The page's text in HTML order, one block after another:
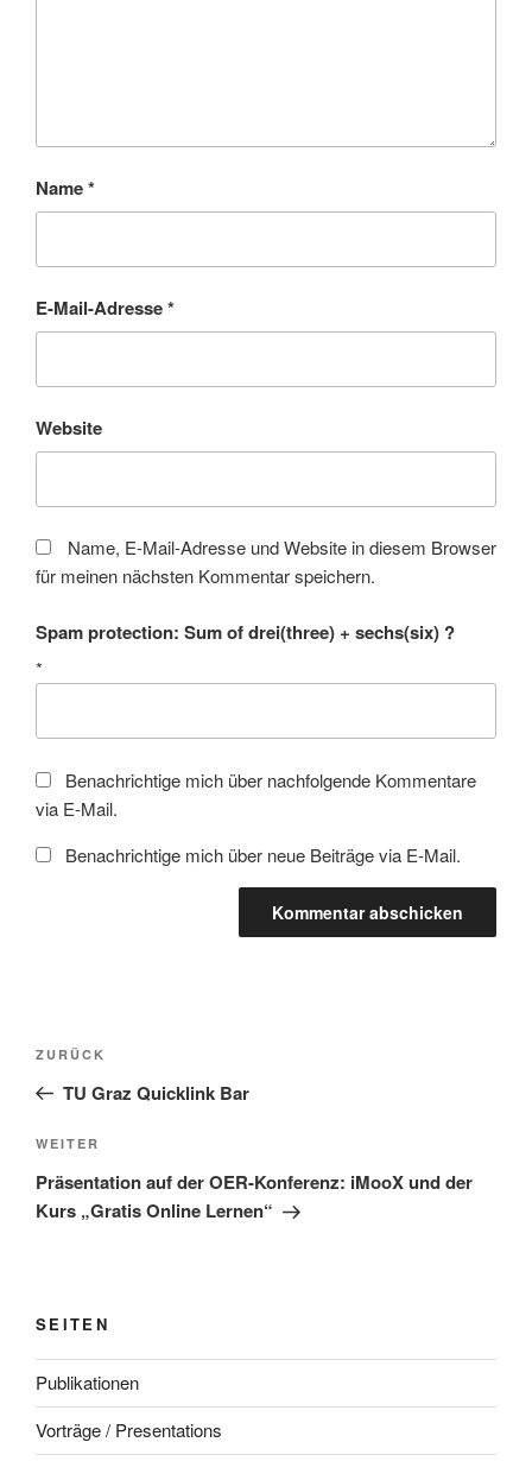
Name*
E-Mail-Adresse*
Website
Name, E-Mail-Adresse und Website in diesem Browser
für meinen nächsten Kommentar speichern.
Spam protection: Sum of drei(three) + sechs(six) ?
*
Benachrichtige mich über nachfolgende Kommentare
via E-Mail.
Benachrichtige mich über neue Beiträge via E-Mail.
Beitragsnavigation
Vorheriger
Beitrag
ZURÜCK
TU Graz Quicklink Bar
Nächster
Beitrag
WEITER
Präsentation auf der OER-Konferenz: iMooX und der
Kurs „Gratis Online Lernen“
SEITEN
Publikationen
Vorträge / Presentations